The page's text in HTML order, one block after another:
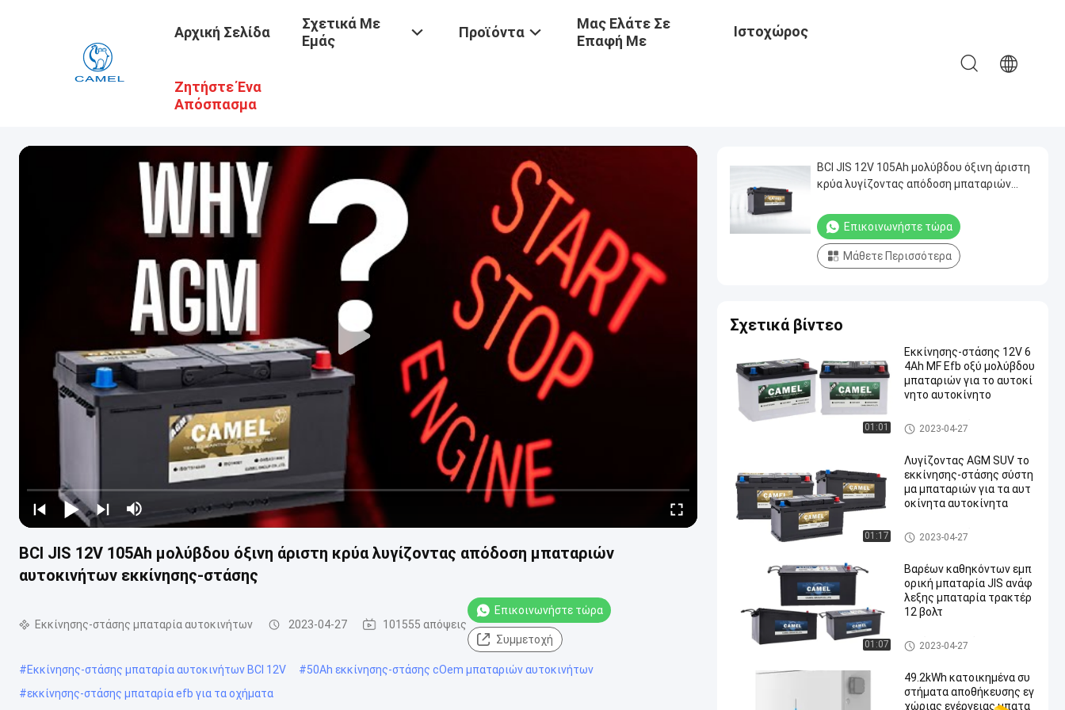
Αρχική Σελίδα
Σχετικά Με
Εμάς
Προϊόντα
Μας Ελάτε Σε
Επαφή Με
Ιστοχώρος
Ζητήστε Ένα
Απόσπασμα
BCI JIS 12V 105Ah μολύβδου όξινη άριστη κρύα λυγίζοντας απόδοση μπαταριών
αυτοκινήτων εκκίνησης-στάσης
Εκκίνησης-στάσης μπαταρία αυτοκινήτων 2023-04-27 101555 απόψεις
Επικοινωνήστε τώρα
Συμμετοχή
#Εκκίνησης-στάσης μπαταρία αυτοκινήτων BCI 12V #50Ah εκκίνησης-στάσης cOem μπαταριών αυτοκινήτων
#εκκίνησης-στάσης μπαταρία efb για τα οχήματα
BCI JIS 12V 105Ah μολύβδου όξινη άριστη
κρύα λυγίζοντας απόδοση μπαταριών
Επικοινωνήστε τώρα
Μάθετε Περισσότερα
Σχετικά βίντεο
01:01
Εκκίνησης-στάσης 12V 6
4Ah MF Efb οξύ μολύβδου
μπαταριών για το αυτοκί
νητο αυτοκίνητο
Εκκίνησης-στάσης μπαταρία
αυτοκινήτων
2023-04-27
01:17
Λυγίζοντας AGM SUV το
εκκίνησης-στάσης σύστη
μα μπαταριών για τα αυτ
οκίνητα αυτοκίνητα
Εκκίνησης-στάσης μπαταρία
αυτοκινήτων
2023-04-27
01:07
Βαρέων καθηκόντων εμπ
ορική μπαταρία JIS ανάφ
λεξης μπαταρία τρακτέρ
12 βολτ
Βαρέων καθηκόντων μπαταρ
ία φορτηγών
2023-04-27
49.2kWh κατοικημένα συ
στήματα αποθήκευσης εγ
χώριας ενέργειας μπατα